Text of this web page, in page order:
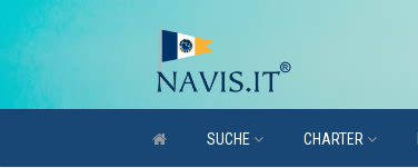
SUCHE CHARTER